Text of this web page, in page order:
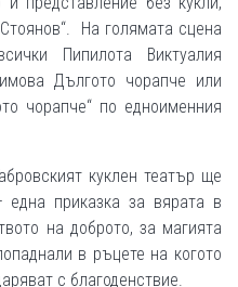
На голямата сцена
Пипилота Виктуалия
Дългото чорапче или
чорапче“ по едноименния
куклен театър ще
приказка за вярата в
на доброто, за магията
в ръцете на когото
с благоденствие.